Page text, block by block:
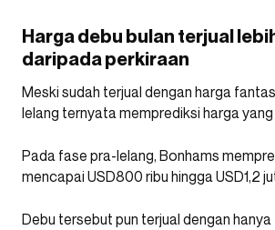
Harga debu bulan terjual
daripada perkiraan
Meski sudah terjual dengan harga
lelang ternyata memprediksi harga yang
Pada fase pra-lelang, Bonhams
mencapai USD800 ribu hingga USD1,2
Debu tersebut pun terjual dengan